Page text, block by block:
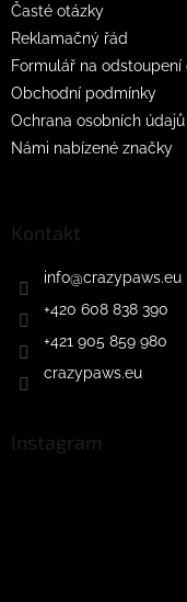
Časté otázky
Reklamačný řád
Formulář na
Obchodní podmínky
Ochrana osobních údajů
Námi nabízené značky
Kontakt
info@crazypaws.eu
+420 608 838 390
+421 905 859 980
crazypaws.eu
Instagram